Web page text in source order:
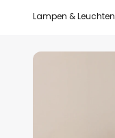
Lampen & Leuchten
Zum